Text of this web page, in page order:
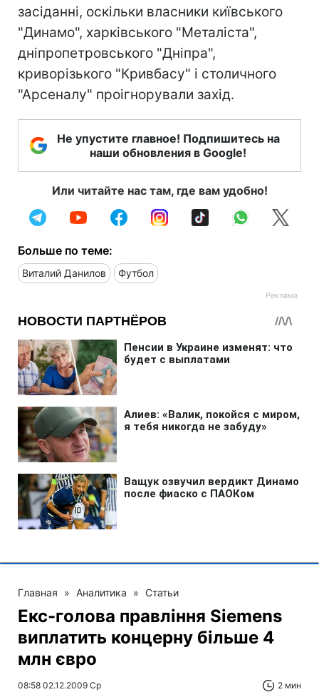
засіданні, оскільки власники київського
"Динамо", харківського "Металіста",
дніпропетровського "Дніпра",
криворізького "Кривбасу" і столичного
"Арсеналу" проігнорували захід.
Не упустите главное! Подпишитесь на
наши обновления в Google!
Или читайте нас там, где вам удобно!
Больше по теме:
Виталий Данилов Футбол
Главная » Аналитика » Статьи
Екс-голова правління Siemens
виплатить концерну більше 4
млн євро
08:58 02.12.2009 Ср 2 мин